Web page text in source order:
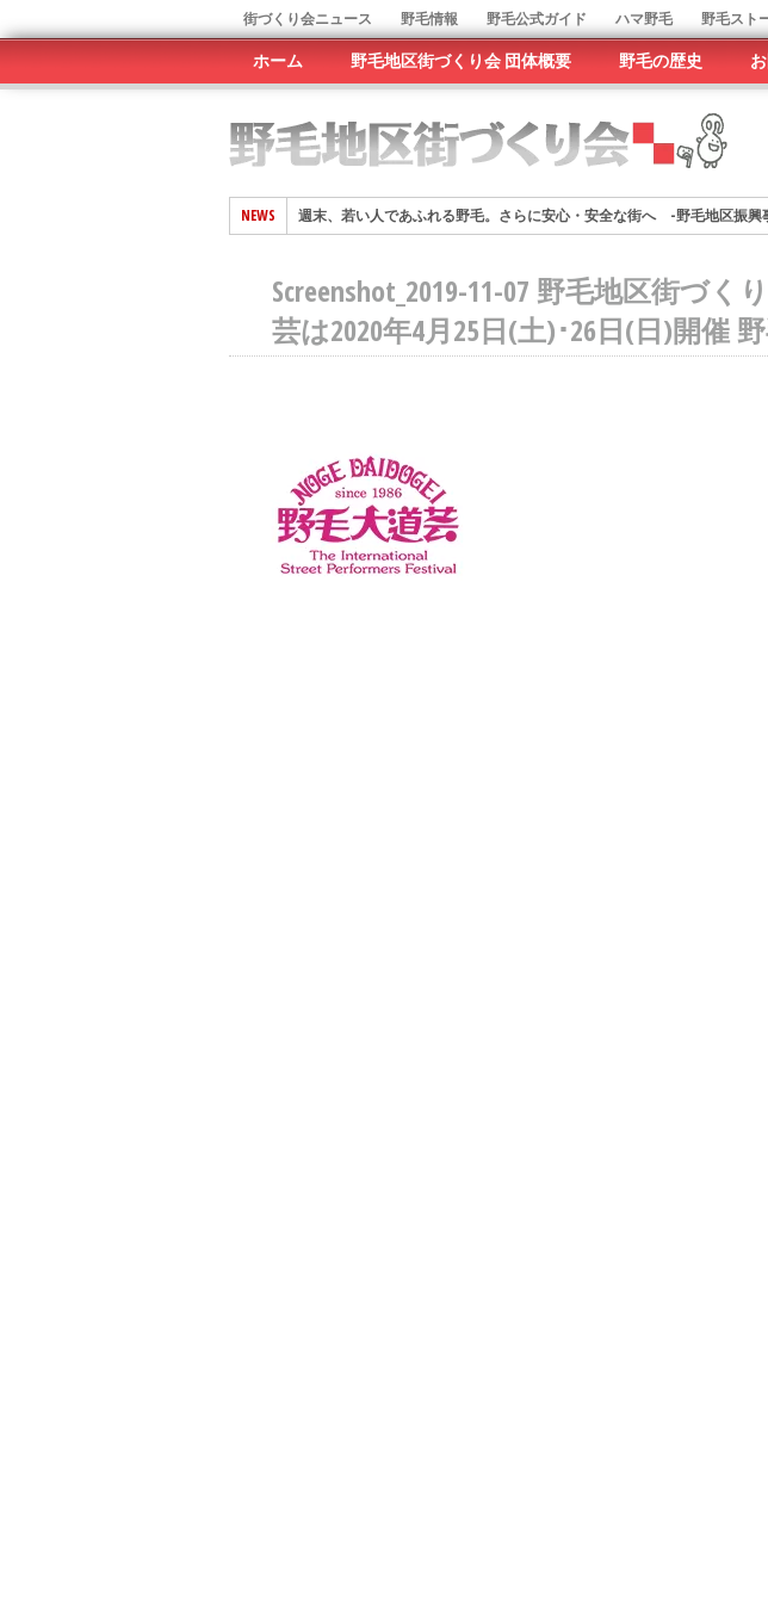
街づくり会ニュース 野毛情報 野毛公式ガイド ハマ野毛 野毛スト
ホーム 野毛地区街づくり会 団体概要 野毛の歴史
NEWS
週末、若い人であふれる野毛。さらに安心・安全な街へ -野毛地区振興
「野毛ちかみち」賑わっています -売り上げ好調! 野毛ちかマルシェ
川と街が交差する風物詩として定着 -大岡川水上劇場2024が開かれる
第49回野毛大道芸に来場者14万人。 次回は第50回記念、野毛の総力を
Screenshot_2019-11-07 野毛地区街づく
芸は2020年4月25日(土)･26日(日)開催